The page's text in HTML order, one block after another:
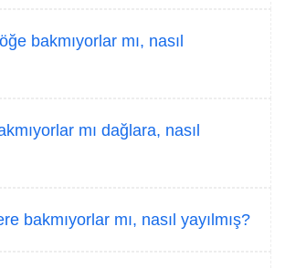
bakmıyorlar mı, nasıl
mı dağlara, nasıl
bakmıyorlar mı, nasıl yayılmış?